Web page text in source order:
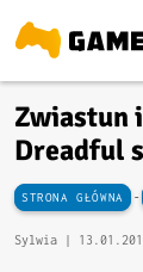
Zwiastun
Dreadful
STRONA GŁÓWNA -
Sylwia |